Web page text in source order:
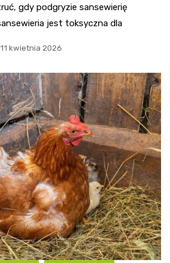
gdy podgryzie sansewierię
jest toksyczna dla
11 kwietnia 2026